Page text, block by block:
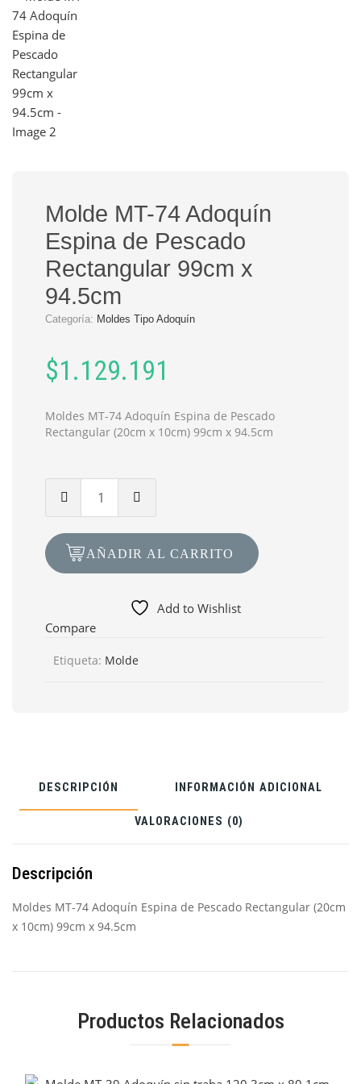
Molde MT-74 Adoquín
Espina de Pescado
Rectangular 99cm x
94.5cm
Categoría: Moldes Tipo Adoquín
$1.129.191
Moldes MT-74 Adoquín Espina de Pescado
Rectangular (20cm x 10cm) 99cm x 94.5cm
MT-
74
de
Rectangular
AÑADIR AL CARRITO
Add to Wishlist
Compare
Etiqueta: Molde
DESCRIPCIÓN INFORMACIÓN ADICIONAL
VALORACIONES (0)
Descripción
Moldes MT-74 Adoquín Espina de Pescado Rectangular (20cm
x 10cm) 99cm x 94.5cm
Productos Relacionados